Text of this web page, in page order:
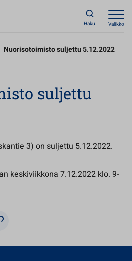
Haku Valikko
Nuorisotoimisto suljettu 5.12.2022
suljettu
3) on suljettu 5.12.2022.
keskiviikkona 7.12.2022 klo. 9-